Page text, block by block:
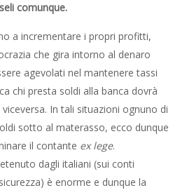
comunque.
a incrementare i propri profitti,
che gira intorno al denaro
agevolati nel mantenere tassi
chi presta soldi alla banca dovrà
In tali situazioni ognuno di
sotto al materasso, ecco dunque
il contante ex lege.
dagli italiani (sui conti
è enorme e dunque la